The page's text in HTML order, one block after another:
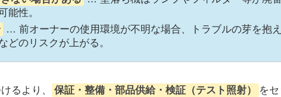
能性。
… 前オーナーの使用環境が不明な場合、トラブルの芽を抱
どのリスクが上がる。
るより、 保証・整備・部品供給・検証（テスト照射）
を